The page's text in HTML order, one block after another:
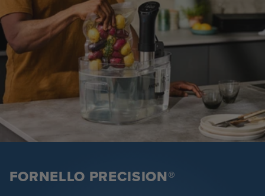
FORNELLO PRECISION®